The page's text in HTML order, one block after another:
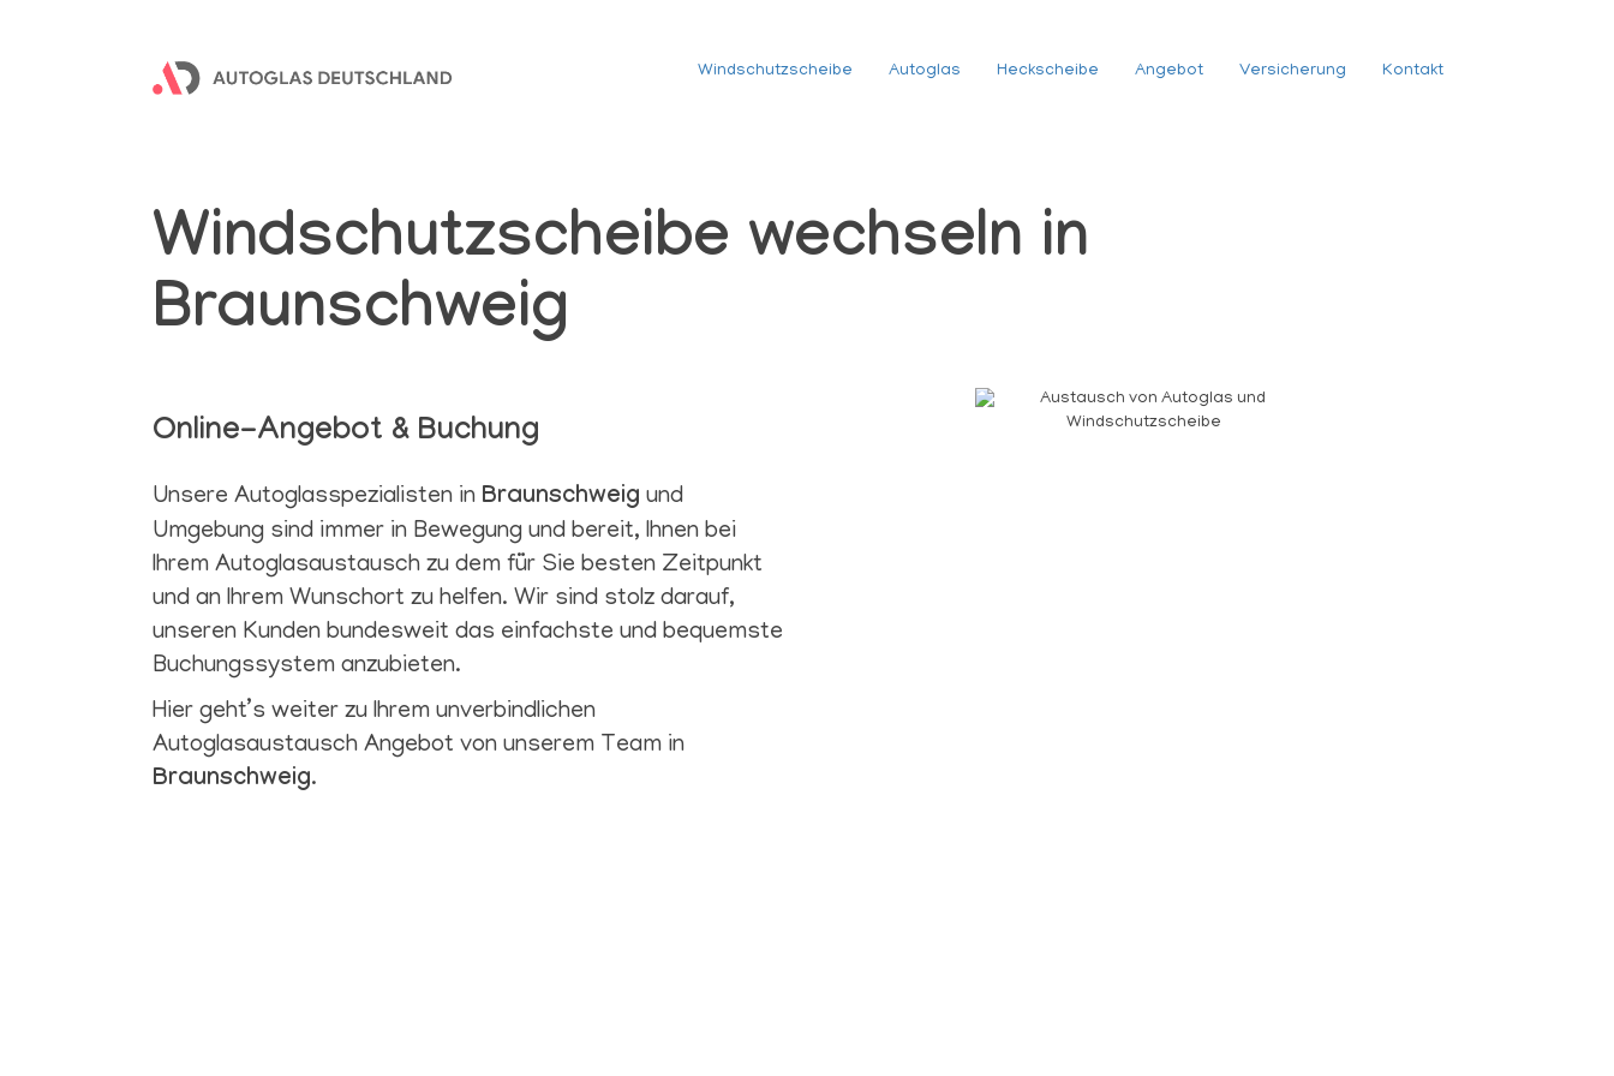
Windschutzscheibe Autoglas Heckscheibe Angebot Versicherung Kontakt
Windschutzscheibe wechseln in
Braunschweig
Online-Angebot & Buchung
Unsere Autoglasspezialisten in Braunschweig und
Umgebung sind immer in Bewegung und bereit, Ihnen bei
Ihrem Autoglasaustausch zu dem für Sie besten Zeitpunkt
und an Ihrem Wunschort zu helfen. Wir sind stolz darauf,
unseren Kunden bundesweit das einfachste und bequemste
Buchungssystem anzubieten.
Hier geht’s weiter zu Ihrem unverbindlichen
Autoglasaustausch Angebot von unserem Team in
Braunschweig.